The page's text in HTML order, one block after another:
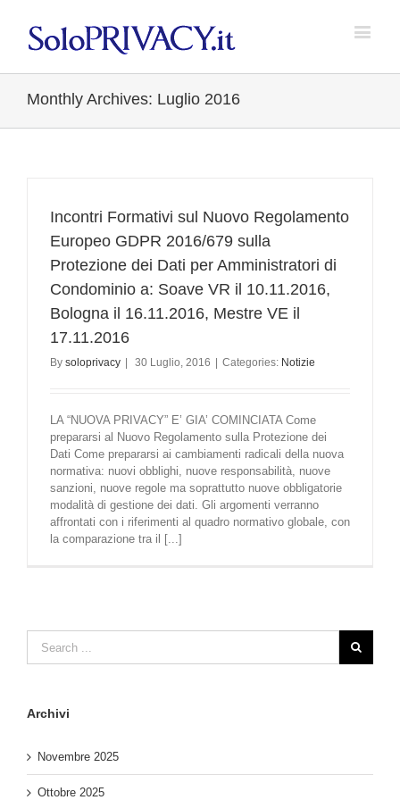
Monthly Archives: Luglio 2016
Incontri Formativi sul Nuovo Regolamento
Europeo GDPR 2016/679 sulla
Protezione dei Dati per Amministratori di
Condominio a: Soave VR il 10.11.2016,
Bologna il 16.11.2016, Mestre VE il
17.11.2016
By soloprivacy 30 Luglio, 2016 Categories: Notizie
LA “NUOVA PRIVACY” E’ GIA’ COMINCIATA Come
prepararsi al Nuovo Regolamento sulla Protezione dei
Dati Come prepararsi ai cambiamenti radicali della nuova
normativa: nuovi obblighi, nuove responsabilità, nuove
sanzioni, nuove regole ma soprattutto nuove obbligatorie
modalità di gestione dei dati. Gli argomenti verranno
affrontati con i riferimenti al quadro normativo globale, con
la comparazione tra il [...]
Archivi
Novembre 2025
Ottobre 2025